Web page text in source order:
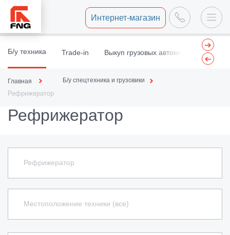
Интернет-магазин
Б/у техника Trade-in Выкуп грузовых автомобилей
Главная Б/у спецтехника и грузовики
Рефрижератор
Рефрижератор
Рефрижератор
Местоположение техники (все)